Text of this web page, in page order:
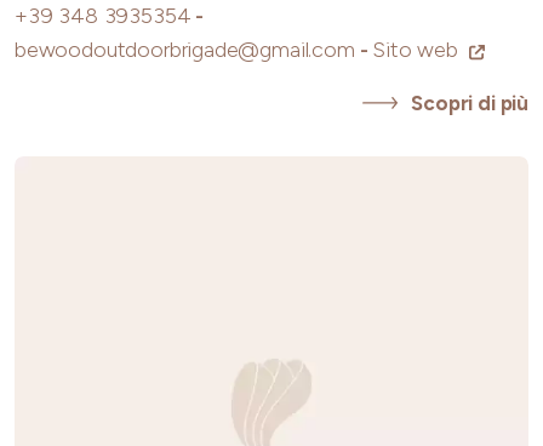
+39 348 3935354 -
bewoodoutdoorbrigade@gmail.com - Sito web
Scopri di più